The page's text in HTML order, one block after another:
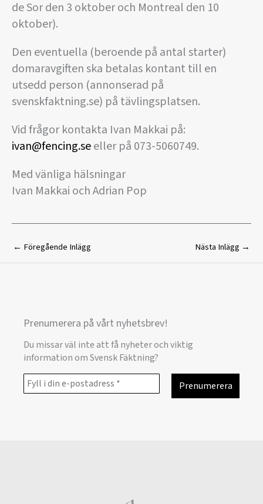
de Sor den 3 oktober och Montreal den 10
oktober).
Den eventuella (beroende på antal starter)
domaravgiften ska betalas kontant till en
utsedd person (annonserad på
svenskfaktning.se) på tävlingsplatsen.
Vid frågor kontakta Ivan Makkai på:
ivan@fencing.seeller på 073-5060749.
Med vänliga hälsningar
Ivan Makkai och Adrian Pop
← Föregående Inlägg Nästa Inlägg →
Prenumerera på vårt nyhetsbrev!
Du missar väl inte att få nyheter och viktig
information om Svensk Fäktning?